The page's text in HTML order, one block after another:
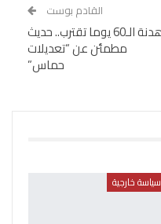
القادم بوست
هدنة الـ60 يوما تقترب.. حديث
مطمئن عن “تعديلات
حماس”
سياسة خارجية